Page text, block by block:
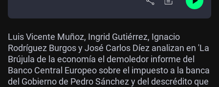
Luis Vicente Muñoz, Ingrid Gutiérrez, Ignacio
Rodríguez Burgos y José Carlos Díez analizan en 'La
Brújula de la economía el demoledor informe del
Banco Central Europeo sobre el impuesto a la banca
del Gobierno de Pedro Sánchez y del descrédito que